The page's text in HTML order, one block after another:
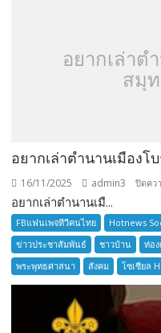
อยากเล่าต
สมุ
อยากเล่าตำนานเมือง
16/11/2025 admin3 ปิดคว
อยากเล่าตำนานเมื...
FBแฟนเพจทีวีคนไทย Hotnews
ข่าวประชาสัมพันธ์
ชาวบ้าน ท่อง
พระพุทธศาสนา
สังคม โซเซียล